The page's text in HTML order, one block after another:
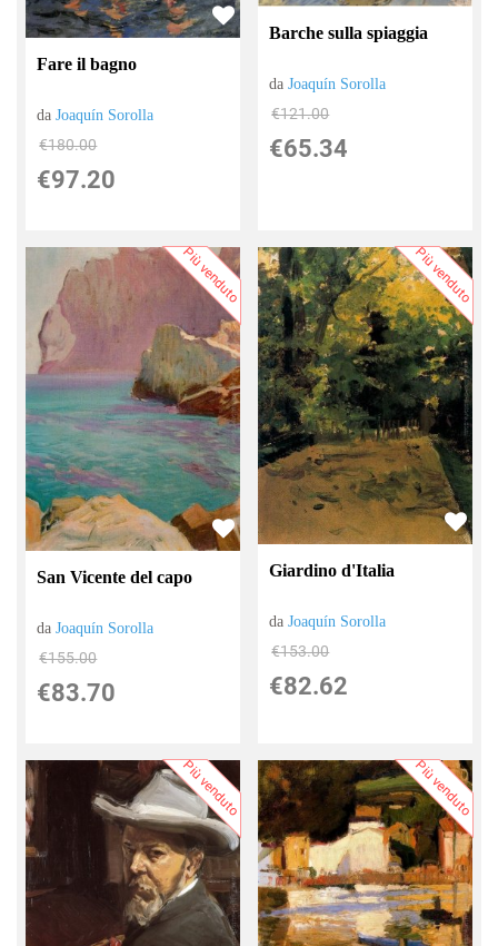
Fare il bagno
daJoaquín Sorolla
€180.00
€97.20
Barche sulla spiaggia
daJoaquín Sorolla
€121.00
€65.34
Più venduto
San Vicente del capo
daJoaquín Sorolla
€155.00
€83.70
Più venduto
Giardino d'Italia
daJoaquín Sorolla
€153.00
€82.62
Più venduto Più venduto